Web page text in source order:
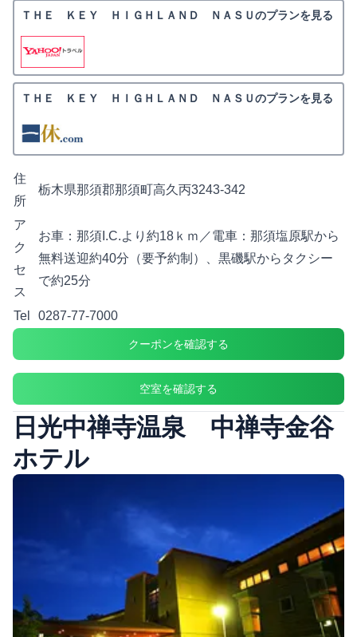
ＴＨＥ ＫＥＹ ＨＩＧＨＬＡＮＤ ＮＡＳＵのプランを見る
ＴＨＥ ＫＥＹ ＨＩＧＨＬＡＮＤ ＮＡＳＵのプランを見る
住
所
栃木県那須郡那須町高久丙3243-342
ア
ク
セ
ス
お車：那須I.C.より約18ｋｍ／電車：那須塩原駅から
無料送迎約40分（要予約制）、黒磯駅からタクシー
で約25分
Tel 0287-77-7000
クーポンを確認する
空室を確認する
日光中禅寺温泉 中禅寺金谷
ホテル